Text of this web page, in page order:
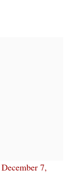
December 7,